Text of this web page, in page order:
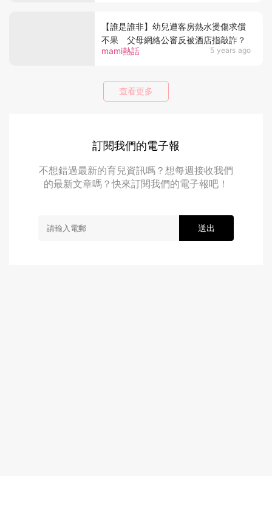
mami熱話 5 years ago
【誰是誰非】幼兒遭客房熱水燙傷求償
不果 父母網絡公審反被酒店指敲詐？
查看更多
訂閱我們的電子報
不想錯過最新的育兒資訊嗎？想每週接收我們
的最新文章嗎？快來訂閱我們的電子報吧！
送出